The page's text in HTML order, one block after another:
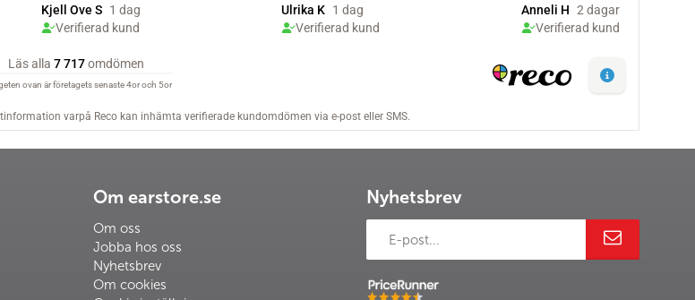
Om earstore.se
Om oss
Jobba hos oss
Nyhetsbrev
Om cookies
Nyhetsbrev